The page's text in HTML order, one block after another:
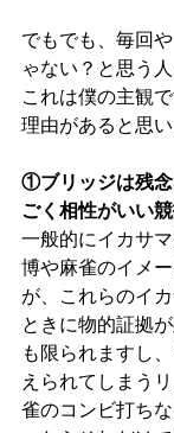
でもでも、毎回
ゃない？と思う
これは僕の主観
理由があると思い
①ブリッジは残
ごく相性がいい競
一般的にイカサ
博や麻雀のイメ
が、これらのイ
ときに物的証拠
も限られますし
えられてしまう
雀のコンビ打ち